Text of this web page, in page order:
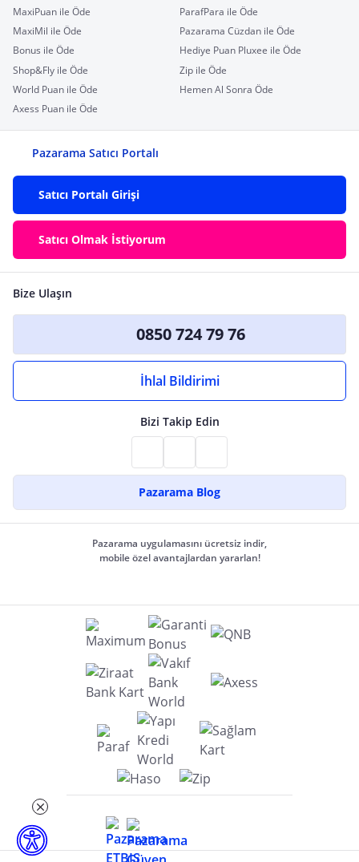
MaxiPuan ile Öde
ParafPara ile Öde
MaxiMil ile Öde
Pazarama Cüzdan ile Öde
Bonus ile Öde
Hediye Puan Pluxee ile Öde
Shop&Fly ile Öde
Zip ile Öde
World Puan ile Öde
Hemen Al Sonra Öde
Axess Puan ile Öde
Pazarama Satıcı Portalı
Satıcı Portalı Girişi
Satıcı Olmak İstiyorum
Bize Ulaşın
0850 724 79 76
İhlal Bildirimi
Bizi Takip Edin
Pazarama Blog
Pazarama uygulamasını ücretsiz indir,
mobile özel avantajlardan yararlan!